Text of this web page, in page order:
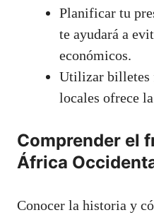
Planificar tu
te ayudará a
económicos.
Utilizar billetes
locales ofrece
Comprender el
África
Conocer la historia y